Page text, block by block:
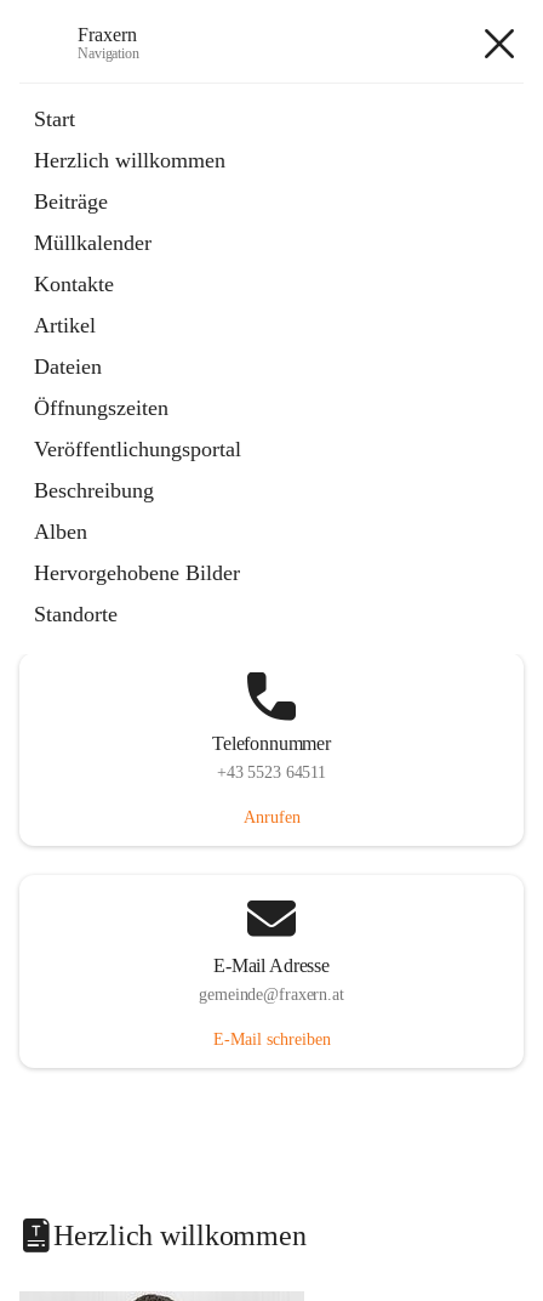
Fraxern
Navigation
Start
Herzlich willkommen
Beiträge
Müllkalender
Kontakte
Artikel
Dateien
Öffnungszeiten
Veröffentlichungsportal
Beschreibung
Alben
Hervorgehobene Bilder
Standorte
Ordner
in
Tab
Formulare
Artikel
öffnet
in
neuem
Tab
Telefonnummer
+43 5523 64511
Anrufen
E-Mail Adresse
gemeinde@fraxern.at
E-Mail schreiben
Herzlich willkommen